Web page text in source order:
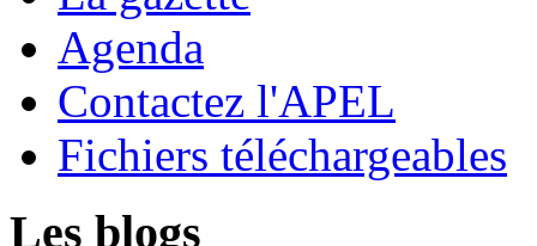
Agenda
Contactez l'APEL
Fichiers téléchargeables
Les blogs